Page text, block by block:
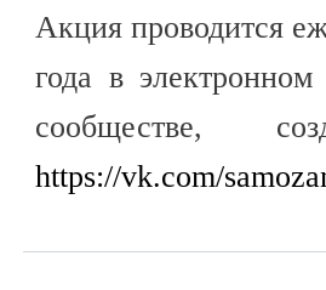
Акция проводится
года в
сообществе,
https://vk.com/